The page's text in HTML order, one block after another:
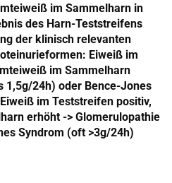
im Sammelharn in
des Harn-Teststreifens
der klinisch relevanten
Eiweiß im
im Sammelharn
1,5g/24h) oder Bence-Jones
im Teststreifen positiv,
erhöht -> Glomerulopathie
Syndrom (oft >3g/24h)